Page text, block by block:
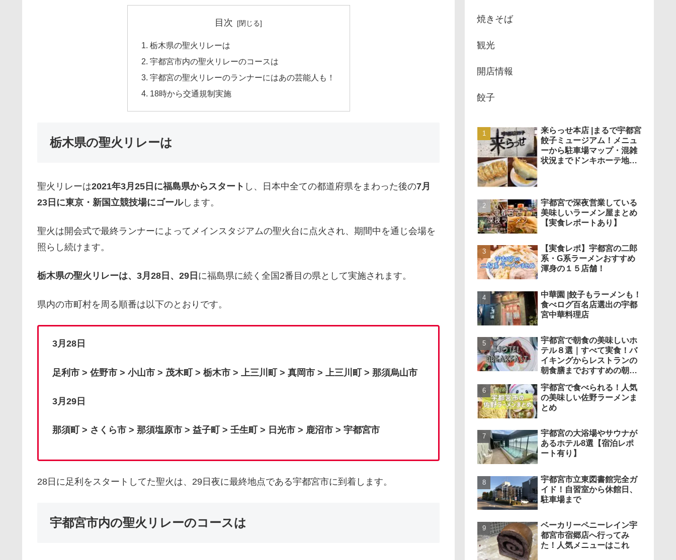
目次
栃木県の聖火リレーは
宇都宮市内の聖火リレーのコースは
宇都宮の聖火リレーのランナーにはあの芸能人も！
18時から交通規制実施
栃木県の聖火リレーは
聖火リレーは2021年3月25日に福島県からスタート し、日本中全ての都道府県をまわった後の7月
23日に東京・新国立競技場にゴールします。
聖火は開会式で最終ランナーによってメインスタジアムの聖火台に点火され、期間中を通じ会場を
照らし続けます。
栃木県の聖火リレーは、3月28日、29日 に福島県に続く全国2番目の県として実施されます。
県内の市町村を周る順番は以下のとおりです。
3月28日
足利市 > 佐野市 > 小山市 > 茂木町 > 栃木市 > 上三川町 > 真岡市 > 上三川町 > 那須烏山市
3月29日
那須町 > さくら市 > 那須塩原市 > 益子町 > 壬生町 > 日光市 > 鹿沼市 > 宇都宮市
28日に足利をスタートしてた聖火は、29日夜に最終地点である宇都宮市に到着します。
宇都宮市内の聖火リレーのコースは
焼きそば
観光
開店情報
餃子
来らっせ本店 |まるで宇都宮
餃子ミュージアム！メニュ
ーから駐車場マップ・混雑
状況までドンキホーテ地下
宇都宮で深夜営業している
美味しいラーメン屋まとめ
【実食レポートあり】
【実食レポ】宇都宮の二郎
系・G系ラーメンおすすめ
渾身の１５店舗！
中華園 |餃子もラーメンも！
食べログ百名店選出の宇都
宮中華料理店
宇都宮で朝食の美味しいホ
テル８選｜すべて実食！バ
イキングからレストランの
朝食膳までおすすめの朝食
宇都宮で食べられる！人気
の美味しい佐野ラーメンま
とめ
宇都宮の大浴場やサウナが
あるホテル8選【宿泊レポ
ート有り】
宇都宮市立東図書館完全ガ
イド！自習室から休館日、
駐車場まで
ベーカリーペニーレイン宇
都宮市宿郷店へ行ってみ
た！人気メニューはこれ